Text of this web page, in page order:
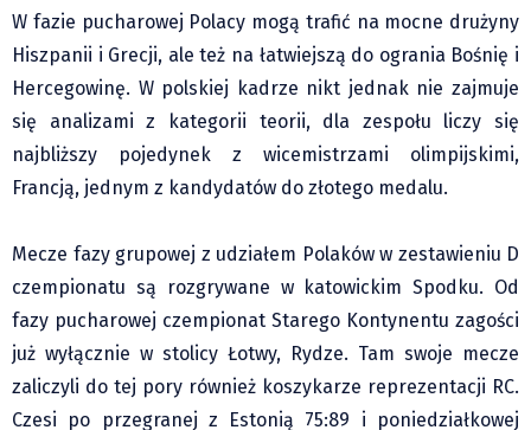
Podróże małe i duże Skałki
Historia
Podróże
Wywiady
Rodziny wielodzietne
Młodzi
Przedszkola
Szkoły podstawowe
Szkoły średnie
W fazie pucharowej Polacy mogą trafić na mocne drużyny
Hiszpanii i Grecji, ale też na łatwiejszą do ogrania Bośnię i
Hercegowinę. W polskiej kadrze nikt jednak nie zajmuje
się analizami z kategorii teorii, dla zespołu liczy się
najbliższy pojedynek z wicemistrzami olimpijskimi,
Francją, jednym z kandydatów do złotego medalu.
Mecze fazy grupowej z udziałem Polaków w zestawieniu D
czempionatu są rozgrywane w katowickim Spodku. Od
fazy pucharowej czempionat Starego Kontynentu zagości
już wyłącznie w stolicy Łotwy, Rydze. Tam swoje mecze
zaliczyli do tej pory również koszykarze reprezentacji RC.
Czesi po przegranej z Estonią 75:89 i poniedziałkowej